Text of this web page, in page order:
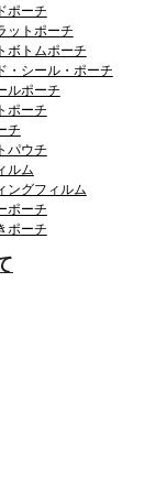
ポーチ
ットポーチ
ボトムポーチ
・シール・ポーチ
ルポーチ
ポーチ
チ
パウチ
ルム
ングフィルム
ポーチ
ポーチ